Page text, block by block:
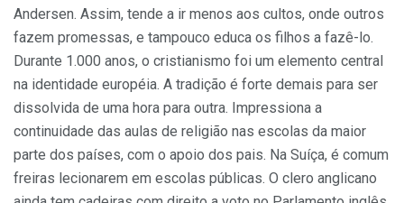
Andersen. Assim, tende a ir menos aos cultos, onde outros
fazem promessas, e tampouco educa os filhos a fazê-lo.
Durante 1.000 anos, o cristianismo foi um elemento central
na identidade européia. A tradição é forte demais para ser
dissolvida de uma hora para outra. Impressiona a
continuidade das aulas de religião nas escolas da maior
parte dos países, com o apoio dos pais. Na Suíça, é comum
freiras lecionarem em escolas públicas. O clero anglicano